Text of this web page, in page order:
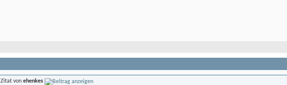
Zitat von ehenkes